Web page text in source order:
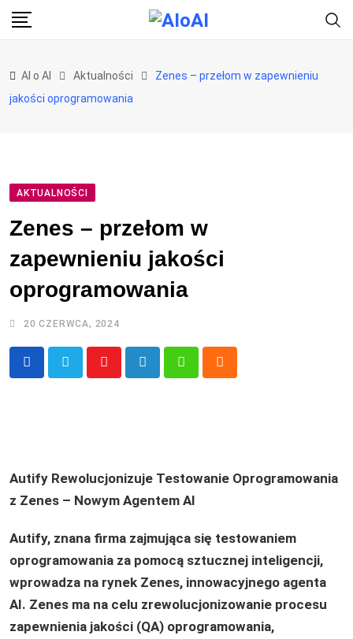
Skip
to
AI o AI Aktualności
Zenes – przełom w zapewnieniu
jakości oprogramowania
AKTUALNOŚCI
Zenes – przełom w
zapewnieniu jakości
oprogramowania
20 CZERWCA, 2024
Youtube LinkedIn WhatsappCloud
Autify Rewolucjonizuje Testowanie Oprogramowania
z Zenes – Nowym Agentem AI
Autify, znana firma zajmująca się testowaniem
oprogramowania za pomocą sztucznej inteligencji,
wprowadza na rynek Zenes, innowacyjnego agenta
AI. Zenes ma na celu zrewolucjonizowanie procesu
zapewnienia jakości (QA) oprogramowania,